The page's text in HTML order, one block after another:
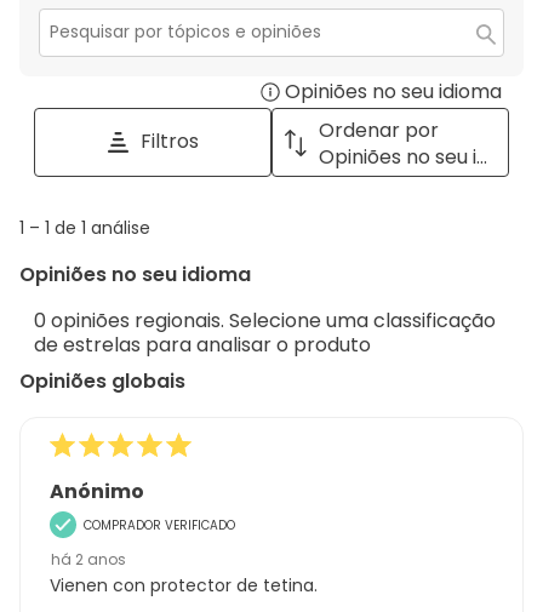
estrelas.
2
estrelas.
com
1
Secção
Opiniões no seu idioma
a
with
Filtros
Ordenar por
Opiniões no seu idioma
1
1
análise
1 – 1 de 1 análise
Opiniões no seu idioma
0 opiniões regionais. Selecione uma classificação
de estrelas para analisar o produto
Opiniões globais
Anónimo
COMPRADOR VERIFICADO
há 2 anos
Vienen con protector de tetina.